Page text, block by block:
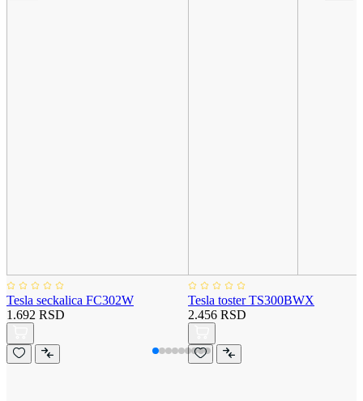
Tesla seckalica FC302W
1.692 RSD
Tesla toster TS300BWX
2.456 RSD